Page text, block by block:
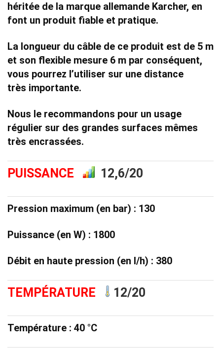
héritée de la marque allemande Karcher, en
font un produit fiable et pratique.
La longueur du câble de ce produit est de 5 m
et son flexible mesure 6 m par conséquent,
vous pourrez l’utiliser sur une distance
très importante.
Nous le recommandons pour un usage
régulier sur des grandes surfaces mêmes
très encrassées.
PUISSANCE 12,6/20
Pression maximum (en bar) : 130
Puissance (en W) : 1800
Débit en haute pression (en l/h) : 380
TEMPÉRATURE 12/20
Température : 40 °C